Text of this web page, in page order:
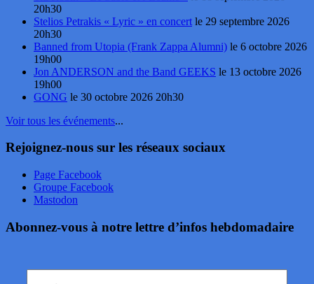
20h30
Stelios Petrakis « Lyric » en concert le 29 septembre 2026
20h30
Banned from Utopia (Frank Zappa Alumni) le 6 octobre 2026
19h00
Jon ANDERSON and the Band GEEKS le 13 octobre 2026
19h00
GONG le 30 octobre 2026 20h30
Voir tous les événements...
Rejoignez-nous sur les réseaux sociaux
Page Facebook
Groupe Facebook
Mastodon
Abonnez-vous à notre lettre d’infos hebdomadaire